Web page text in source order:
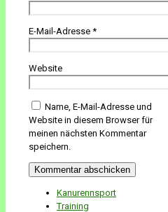
E-Mail-Adresse *
Website
Name, E-Mail-Adresse und
Website in diesem Browser für
meinen nächsten Kommentar
speichern.
Kanurennsport
Training